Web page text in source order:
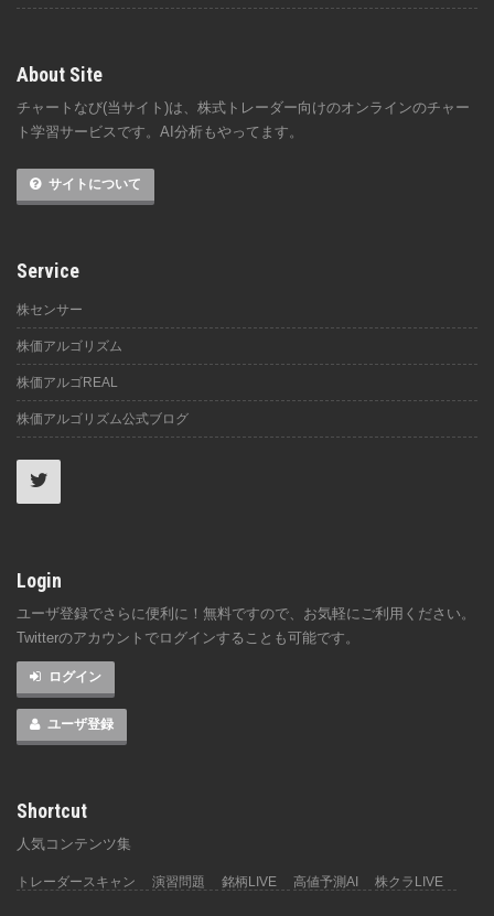
About Site
チャートなび(当サイト)は、株式トレーダー向けのオンラインのチャー
ト学習サービスです。AI分析もやってます。
サイトについて
Service
株センサー
株価アルゴリズム
株価アルゴREAL
株価アルゴリズム公式ブログ
Login
ユーザ登録でさらに便利に！無料ですので、お気軽にご利用ください。
Twitterのアカウントでログインすることも可能です。
ログイン
ユーザ登録
Shortcut
人気コンテンツ集
トレーダースキャン 演習問題 銘柄LIVE 高値予測AI 株クラLIVE